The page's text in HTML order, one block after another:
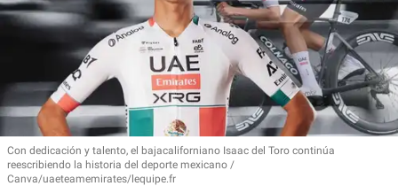
Con dedicación y talento, el bajacaliforniano Isaac del Toro continúa
reescribiendo la historia del deporte mexicano
Canva/uaeteamemirates/lequipe.fr